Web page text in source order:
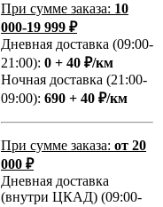
При сумме заказа: 10
000-19 999 ₽
Дневная доставка (09:00-
21:00): 0 + 40 ₽/км
Ночная доставка (21:00-
09:00): 690 + 40 ₽/км
При сумме заказа: от 20
000 ₽
Дневная доставка
(внутри ЦКАД) (09:00-